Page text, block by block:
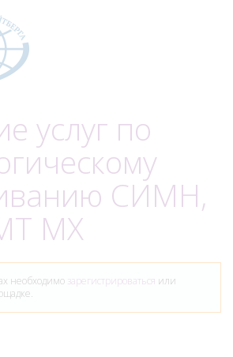
услуг по
СИМН,
МХ
необходимо зарегистрироваться или